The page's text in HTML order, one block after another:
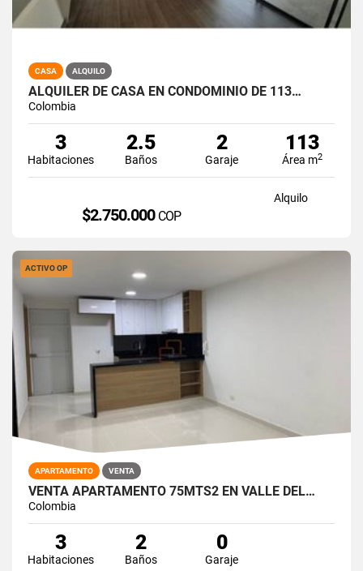
CASA ALQUILO
ALQUILER DE CASA EN CONDOMINIO DE 113…
Colombia
3
Habitaciones
2.5
Baños
2
Garaje
113
Área m2
Alquilo
$2.750.000 COP
ACTIVO OP
APARTAMENTO VENTA
VENTA APARTAMENTO 75MTS2 EN VALLE DEL…
Colombia
3
Habitaciones
2
Baños
0
Garaje